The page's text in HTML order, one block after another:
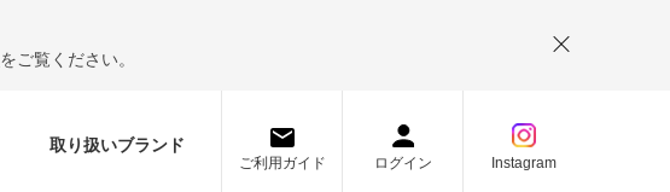
をご覧ください。
取り扱いブランド
ご利用ガイド ログイン Instagram